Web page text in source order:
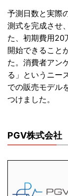
予測日数と実際
測式を完成させ
た、 初期費用20
開始できるこ と
た。 消費者アン
る」 というニー
での販売モデル
つけました。
PGV株式会社